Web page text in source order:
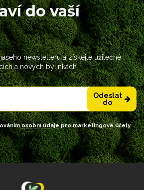
do vaší
newsletteru a získejte užitečné
a nových bylinkách
Odeslat
do
osobní údajepro marketingové účely